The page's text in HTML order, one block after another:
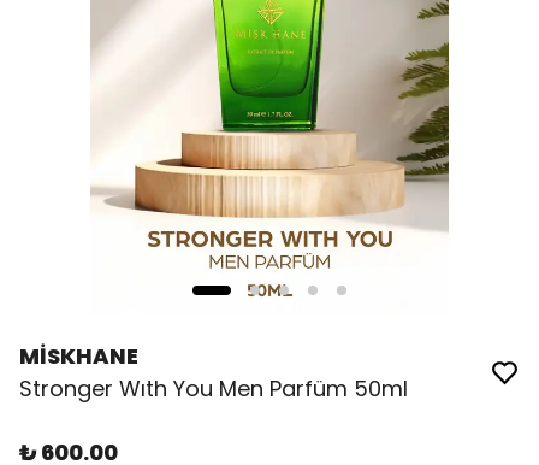
MİSKHANE
Stronger Wıth You Men Parfüm 50ml
₺ 600.00